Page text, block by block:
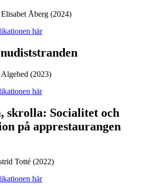
Åberg (2024)
här
(2023)
här
skrolla: Socialitet och
på apprestaurangen
Totté (2022)
här